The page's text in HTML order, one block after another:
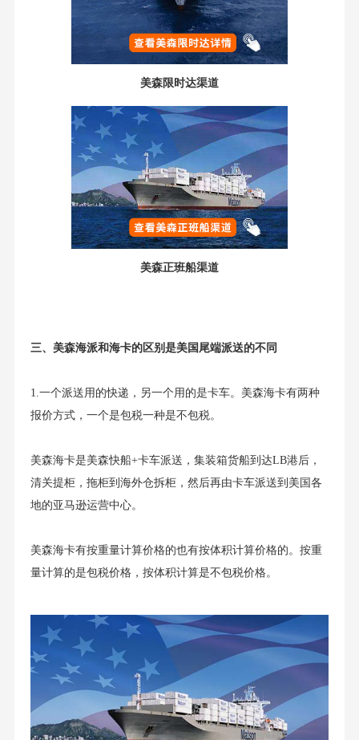
美森限时达渠道
美森正班船渠道
三、美森海派和海卡的区别是美国尾端派送的不同
1.一个派送用的快递，另一个用的是卡车。美森海卡有两种
报价方式，一个是包税一种是不包税。
美森海卡是美森快船+卡车派送，集装箱货船到达LB港后，
清关提柜，拖柜到海外仓拆柜，然后再由卡车派送到美国各
地的亚马逊运营中心。
美森海卡有按重量计算价格的也有按体积计算价格的。按重
量计算的是包税价格，按体积计算是不包税价格。